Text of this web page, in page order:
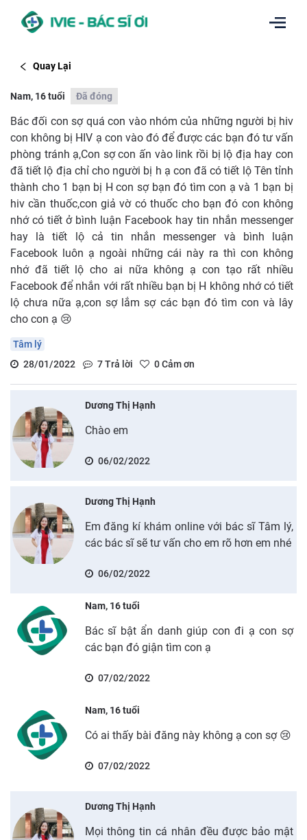
Quay Lại
Nam, 16 tuổi Đã đóng
Bác đối con sợ quá con vào nhóm của những người bị hiv
con không bị HIV ạ con vào đó để được các bạn đó tư vấn
phòng tránh ạ,Con sợ con ấn vào link rồi bị lộ địa hay con
đã tiết lộ địa chỉ cho người bị h ạ con đã có tiết lộ Tên tỉnh
thành cho 1 bạn bị H con sợ bạn đó tìm con ạ và 1 bạn bị
hiv cần thuốc,con giả vờ có thuốc cho bạn đó con không
nhớ có tiết ở bình luận Facebook hay tin nhắn messenger
hay là tiết lộ cả tin nhắn messenger và bình luận
Facebook luôn ạ ngoài những cái này ra thì con không
nhớ đã tiết lộ cho ai nữa không ạ con tạo rất nhiều
Facebook để nhắn với rất nhiều bạn bị H không nhớ có tiết
lộ chưa nữa ạ,con sợ lắm sợ các bạn đó tìm con và lây
cho con ạ 😢
Tâm lý
28/01/2022
7Trả lời 0Cảm ơn
Dương Thị Hạnh
Chào em
06/02/2022
Dương Thị Hạnh
Em đăng kí khám online với bác sĩ Tâm lý,
các bác sĩ sẽ tư vấn cho em rõ hơn em nhé
06/02/2022
Nam, 16 tuổi
Bác sĩ bật ẩn danh giúp con đi ạ con sợ
các bạn đó giận tìm con ạ
07/02/2022
Nam, 16 tuổi
Có ai thấy bài đăng này không ạ con sợ 😢
07/02/2022
Dương Thị Hạnh
Mọi thông tin cá nhân đều được bảo mật